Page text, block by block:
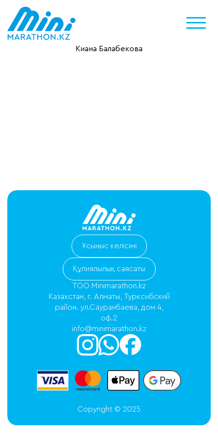
Киана Балабекова
Ұсыныс келісімі
Құпиялылық саясаты
ТОО Minimarathon.kz
Казахстан, г. Алматы, Турксибский
район. ул.Сауранбаева, дом 4,
оф.2
info@minimarathon.kz
Copyright © 2025